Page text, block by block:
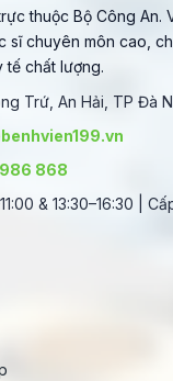
thuộc Bộ Công An.
sĩ chuyên môn cao,
tế chất lượng.
Trứ, An Hải, TP Đà
868
& 13:30–16:30 |